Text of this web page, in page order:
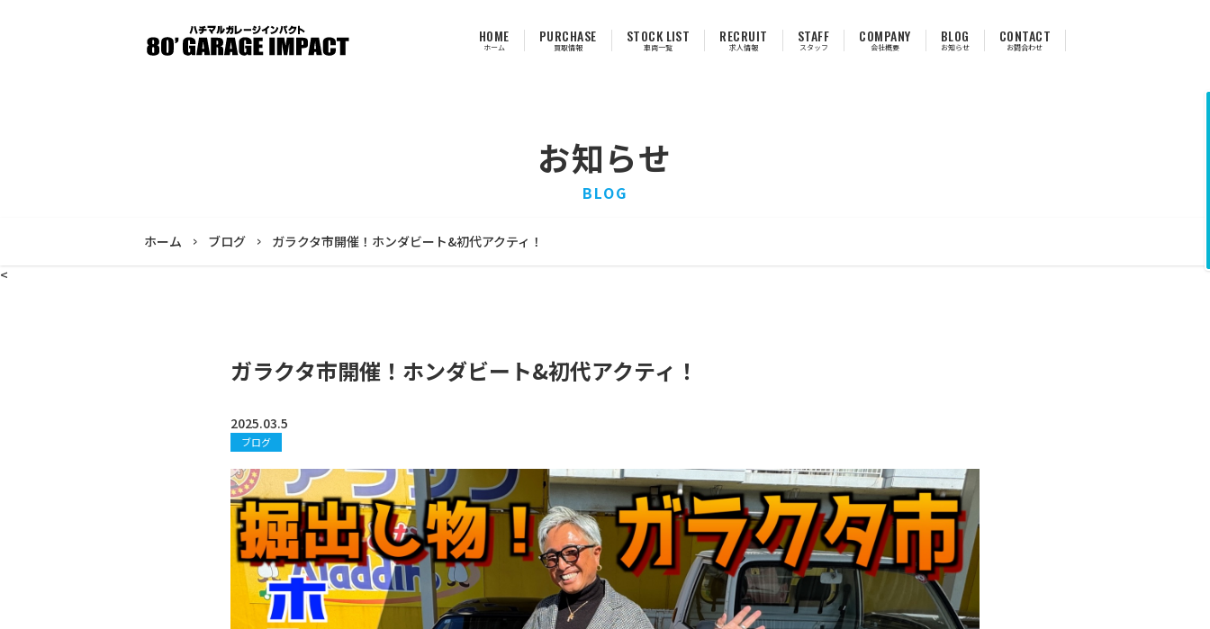
HOME
ホーム
PURCHASE
買取情報
STOCK LIST
車両一覧
RECRUIT
求人情報
STAFF
スタッフ
COMPANY
会社概要
BLOG
お知らせ
CONTACT
お問合わせ
お知らせ
BLOG
ホーム ブログ
ガラクタ市開催！ホンダビート&初代アクティ！
<
ガラクタ市開催！ホンダビート&初代アクティ！
2025.03.5
ブログ